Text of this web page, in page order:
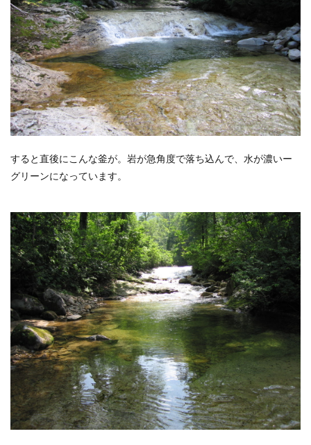
すると直後にこんな釜が。岩が急角度で落ち込んで、水が濃いー
グリーンになっています。